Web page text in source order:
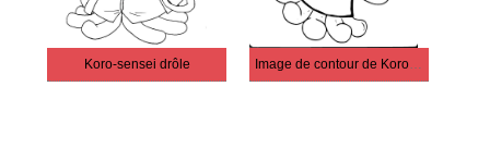
Koro-sensei drôle Image de contour de Koro-sensei